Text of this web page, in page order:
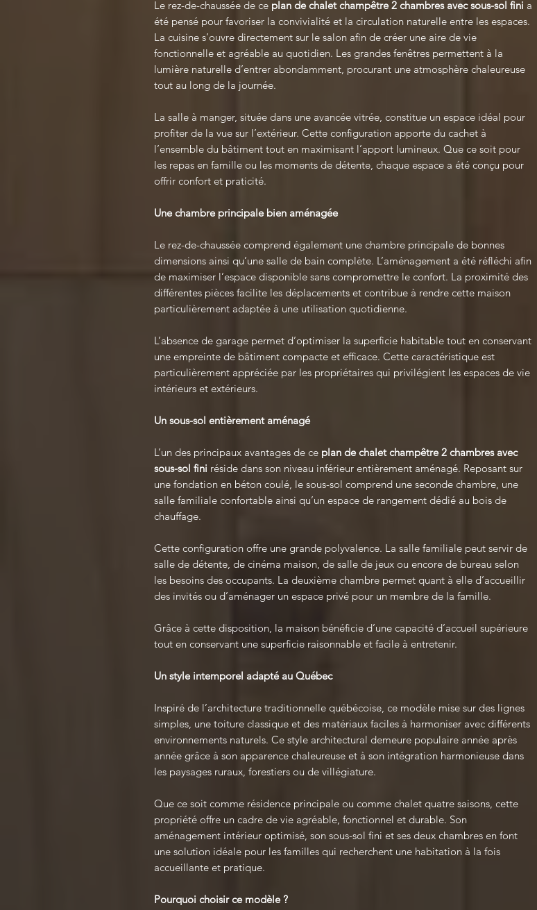
Le rez-de-chaussée de ce plan de chalet champêtre 2 chambres avec sous-sol fini a
été pensé pour favoriser la convivialité et la circulation naturelle entre les espaces.
La cuisine s’ouvre directement sur le salon afin de créer une aire de vie
fonctionnelle et agréable au quotidien. Les grandes fenêtres permettent à la
lumière naturelle d’entrer abondamment, procurant une atmosphère chaleureuse
tout au long de la journée.
La salle à manger, située dans une avancée vitrée, constitue un espace idéal pour
profiter de la vue sur l’extérieur. Cette configuration apporte du cachet à
l’ensemble du bâtiment tout en maximisant l’apport lumineux. Que ce soit pour
les repas en famille ou les moments de détente, chaque espace a été conçu pour
offrir confort et praticité.
Une chambre principale bien aménagée
Le rez-de-chaussée comprend également une chambre principale de bonnes
dimensions ainsi qu’une salle de bain complète. L’aménagement a été réfléchi afin
de maximiser l’espace disponible sans compromettre le confort. La proximité des
différentes pièces facilite les déplacements et contribue à rendre cette maison
particulièrement adaptée à une utilisation quotidienne.
L’absence de garage permet d’optimiser la superficie habitable tout en conservant
une empreinte de bâtiment compacte et efficace. Cette caractéristique est
particulièrement appréciée par les propriétaires qui privilégient les espaces de vie
intérieurs et extérieurs.
Un sous-sol entièrement aménagé
L’un des principaux avantages de ce plan de chalet champêtre 2 chambres avec
sous-sol fini réside dans son niveau inférieur entièrement aménagé. Reposant sur
une fondation en béton coulé, le sous-sol comprend une seconde chambre, une
salle familiale confortable ainsi qu’un espace de rangement dédié au bois de
chauffage.
Cette configuration offre une grande polyvalence. La salle familiale peut servir de
salle de détente, de cinéma maison, de salle de jeux ou encore de bureau selon
les besoins des occupants. La deuxième chambre permet quant à elle d’accueillir
des invités ou d’aménager un espace privé pour un membre de la famille.
Grâce à cette disposition, la maison bénéficie d’une capacité d’accueil supérieure
tout en conservant une superficie raisonnable et facile à entretenir.
Un style intemporel adapté au Québec
Inspiré de l’architecture traditionnelle québécoise, ce modèle mise sur des lignes
simples, une toiture classique et des matériaux faciles à harmoniser avec différents
environnements naturels. Ce style architectural demeure populaire année après
année grâce à son apparence chaleureuse et à son intégration harmonieuse dans
les paysages ruraux, forestiers ou de villégiature.
Que ce soit comme résidence principale ou comme chalet quatre saisons, cette
propriété offre un cadre de vie agréable, fonctionnel et durable. Son
aménagement intérieur optimisé, son sous-sol fini et ses deux chambres en font
une solution idéale pour les familles qui recherchent une habitation à la fois
accueillante et pratique.
Pourquoi choisir ce modèle ?